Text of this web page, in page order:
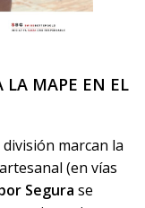
LA MAPE EN EL
marcan la
(en vías
Segura se